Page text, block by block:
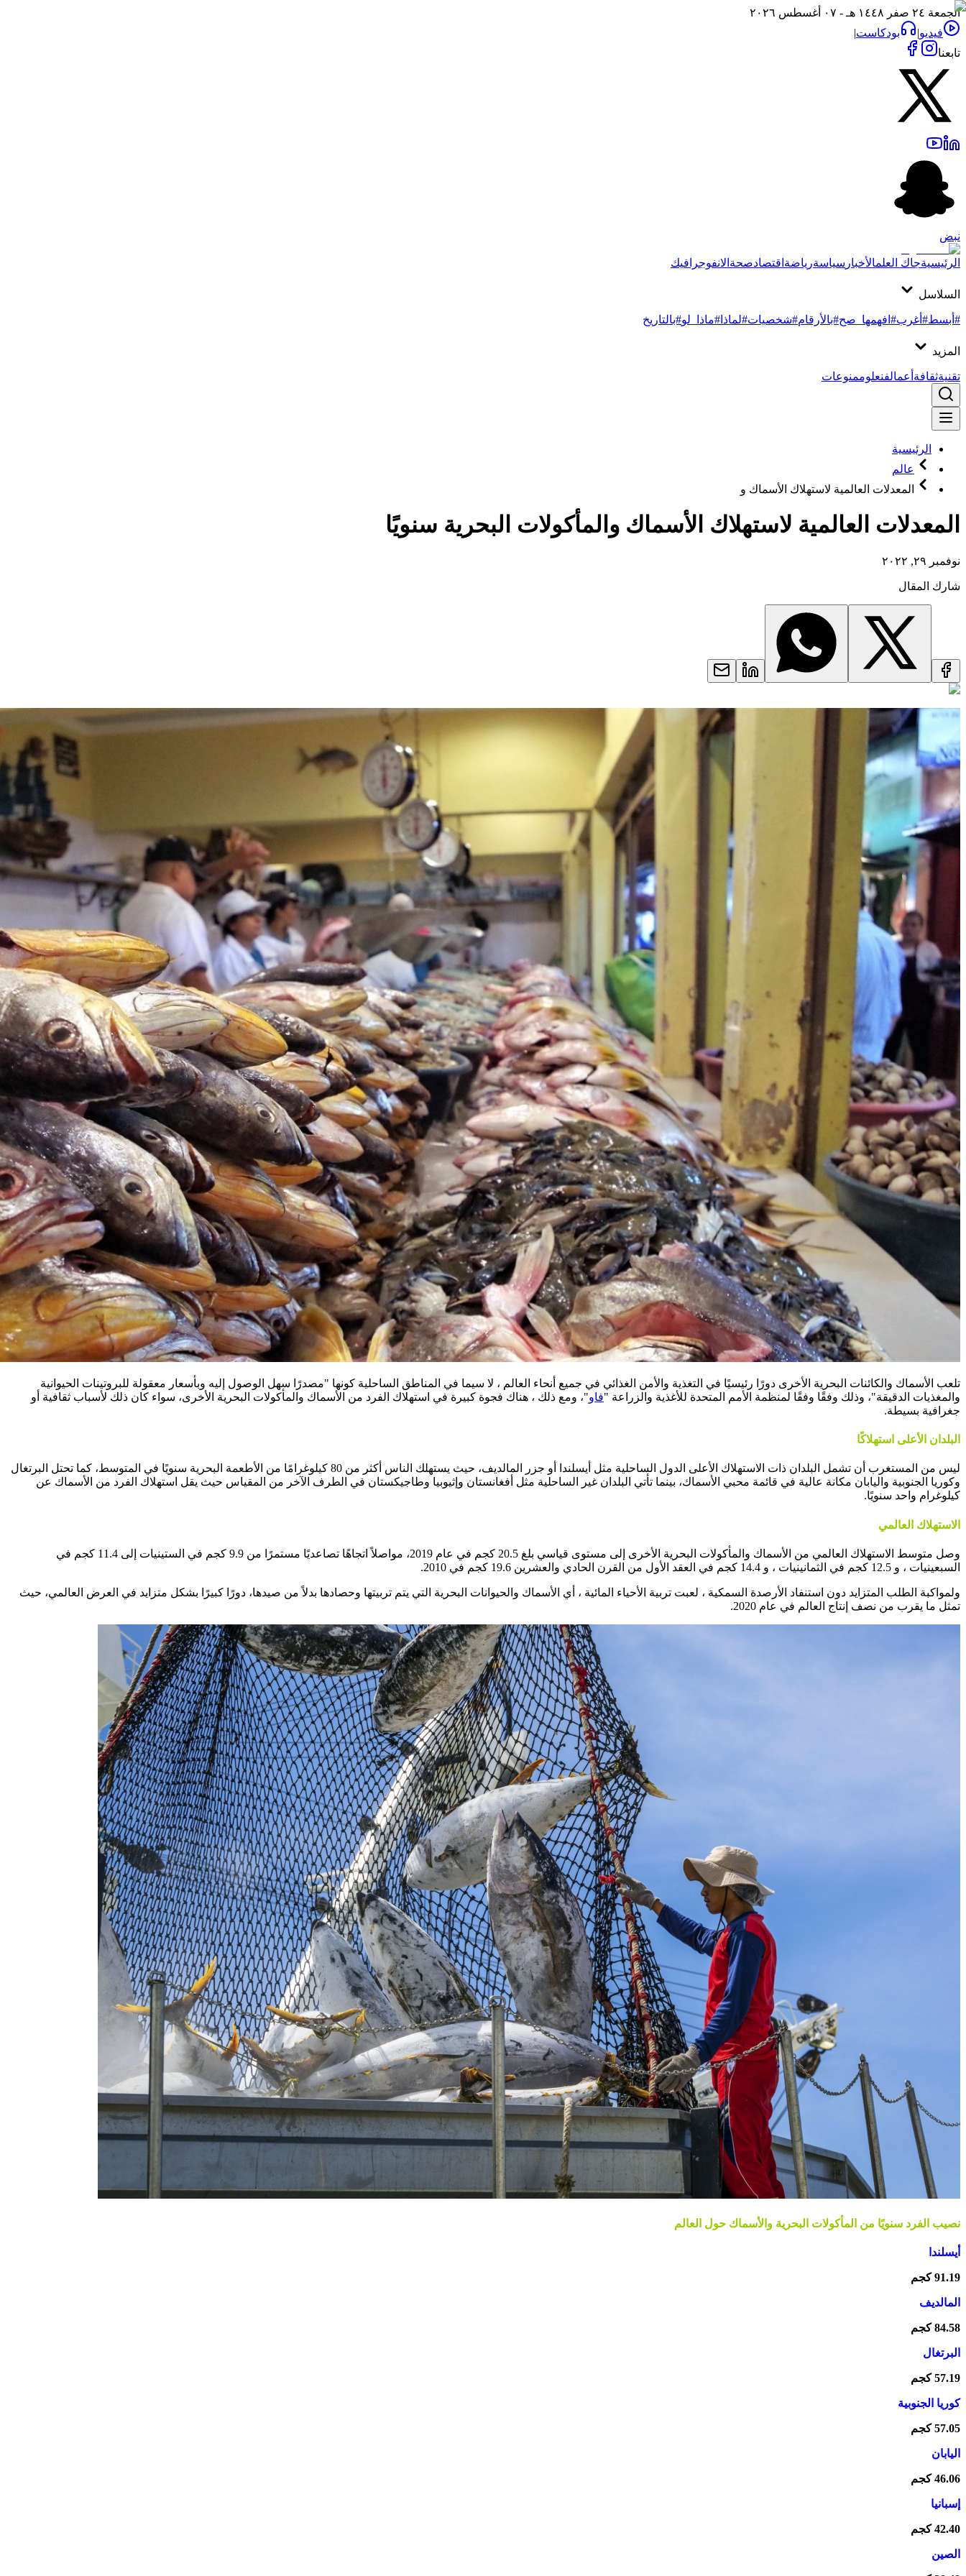
الجمعة ٢٤ صفر ١٤٤٨ هـ - ٠٧ أغسطس ٢٠٢٦
فيديو| بودكاست|
تابعنا
نبض
الرئيسيةجاك العلمالأخبار سياسةرياضة اقتصادصحة الانفوجرافيك
السلاسل
#أبسط#أغرب#افهمها_صح#بالأرقام#شخصيات#لماذا #ماذا_لو#بالتاريخ
المزيد
تقنيةثقافة أعمالفنعلوممنوعات
الرئيسية
عالم
المعدلات العالمية لاستهلاك الأسماك و
المعدلات العالمية لاستهلاك الأسماك والمأكولات البحرية سنويًا
نوفمبر ٢٩, ٢٠٢٢
شارك المقال
تلعب الأسماك والكائنات البحرية الأخرى دورًا رئيسيًا في التغذية والأمن الغذائي في جميع أنحاء العالم ، لا سيما في المناطق الساحلية كونها "مصدرًا سهل الوصول إليه وبأسعار معقولة للبروتينات الحيوانية
والمغذيات الدقيقة"، وذلك وفقًا وفقًا لمنظمة الأمم المتحدة للأغذية والزراعة "فاو"، ومع ذلك ، هناك فجوة كبيرة في استهلاك الفرد من الأسماك والمأكولات البحرية الأخرى، سواء كان ذلك لأسباب ثقافية أو
جغرافية بسيطة.
البلدان الأعلى استهلاكًا
ليس من المستغرب أن تشمل البلدان ذات الاستهلاك الأعلى الدول الساحلية مثل أيسلندا أو جزر المالديف، حيث يستهلك الناس أكثر من 80 كيلوغرامًا من الأطعمة البحرية سنويًا في المتوسط، كما تحتل البرتغال
وكوريا الجنوبية واليابان مكانة عالية في قائمة محبي الأسماك، بينما تأتي البلدان غير الساحلية مثل أفغانستان وإثيوبيا وطاجيكستان في الطرف الآخر من المقياس حيث يقل استهلاك الفرد من الأسماك عن
كيلوغرام واحد سنويًا.
الاستهلاك العالمي
وصل متوسط ​​الاستهلاك العالمي من الأسماك والمأكولات البحرية الأخرى إلى مستوى قياسي بلغ 20.5 كجم في عام 2019، مواصلاً اتجاهًا تصاعديًا مستمرًا من 9.9 كجم في الستينيات إلى 11.4 كجم في
السبعينيات ، و 12.5 كجم في الثمانينيات ، و 14.4 كجم في العقد الأول من القرن الحادي والعشرين 19.6 كجم في 2010.
ولمواكبة الطلب المتزايد دون استنفاد الأرصدة السمكية ، لعبت تربية الأحياء المائية ، أي الأسماك والحيوانات البحرية التي يتم تربيتها وحصادها بدلاً من صيدها، دورًا كبيرًا بشكل متزايد في العرض العالمي، حيث
تمثل ما يقرب من نصف إنتاج العالم في عام 2020.
نصيب الفرد سنويًا من المأكولات البحرية والأسماك حول العالم
أيسلندا
91.19 كجم
المالديف
84.58 كجم
البرتغال
57.19 كجم
كوريا الجنوبية
57.05 كجم
اليابان
46.06 كجم
إسبانيا
42.40 كجم
الصين